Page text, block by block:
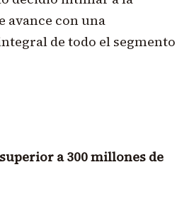
avance con una
de todo el segmento
a 300 millones de